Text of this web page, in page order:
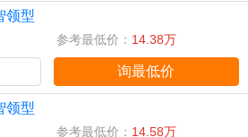
领型
参考最低价： 14.38万
询最低价
领型
参考最低价： 14.58万